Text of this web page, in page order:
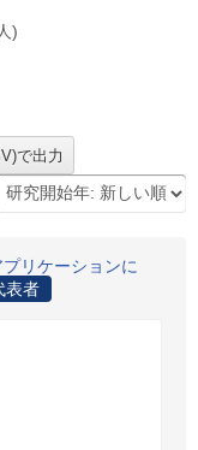
)
リケーションに
表者